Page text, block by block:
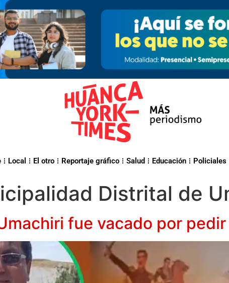
Local El otro Reportaje gráfico Salud Educación Policiales
Distrital de
fue vacado por